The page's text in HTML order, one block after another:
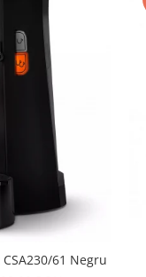
61 Negru